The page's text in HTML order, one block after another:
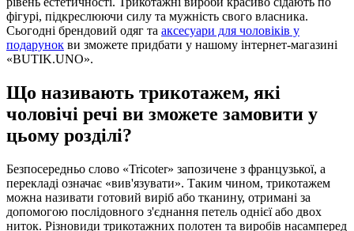
фігурі, підкреслюючи силу та мужність свого власника.
Сьогодні брендовий одяг та аксесуари для чоловіків у
подарунок ви зможете придбати у нашому інтернет-магазині
«BUTIK.UNO».
Що називають трикотажем, які
чоловічі речі ви зможете замовити у
цьому розділі?
Безпосередньо слово «Tricoter» запозичене з французької, а
перекладі означає «вив'язувати». Таким чином, трикотажем
можна називати готовий виріб або тканину, отримані за
допомогою послідовного з'єднання петель однієї або двох
ниток. Різновиди трикотажних полотен та виробів насамперед